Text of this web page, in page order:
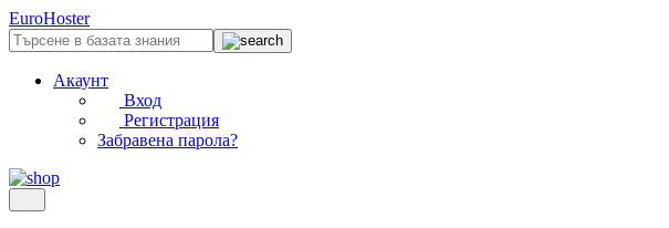
EuroHoster
Акаунт
Вход
Регистрация
Забравена парола?